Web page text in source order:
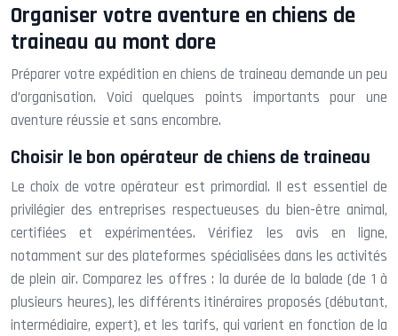
Organiser votre aventure en chiens de
traineau au mont dore
Préparer votre expédition en chiens de traineau demande un peu
d’organisation. Voici quelques points importants pour une
aventure réussie et sans encombre.
Choisir le bon opérateur de chiens de traineau
Le choix de votre opérateur est primordial. Il est essentiel de
privilégier des entreprises respectueuses du bien-être animal,
certifiées et expérimentées. Vérifiez les avis en ligne,
notamment sur des plateformes spécialisées dans les activités
de plein air. Comparez les offres : la durée de la balade (de 1 à
plusieurs heures), les différents itinéraires proposés (débutant,
intermédiaire, expert), et les tarifs, qui varient en fonction de la